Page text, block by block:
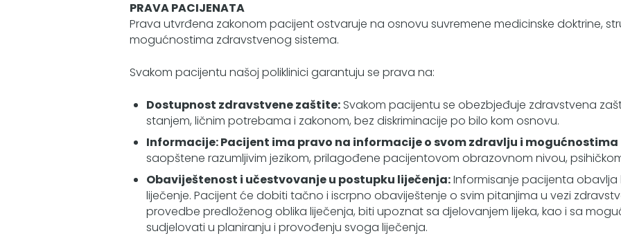
PRAVA PACIJENATA
Prava utvrđena zakonom pacijent ostvaruje na osnovu suvremene medicinske doktrine,
mogućnostima zdravstvenog sistema.
Svakom pacijentu našoj poliklinici garantuju se prava na:
Dostupnost zdravstvene zaštite: Svakom pacijentu se obezbjeđuje zdravstvena
stanjem, ličnim potrebama i zakonom, bez diskriminacije po bilo kom osnovu.
Informacije: Pacijent ima pravo na informacije o svom zdravlju i
saopštene razumljivim jezikom, prilagođene pacijentovom obrazovnom nivou,
Obaviještenost i učestvovanje u postupku liječenja:Informisanje pacijenta
liječenje. Pacijent će dobiti tačno i iscrpno obaviještenje o svim pitanjima u vezi
provedbe predloženog oblika liječenja, biti upoznat sa djelovanjem lijeka, kao i sa
sudjelovati u planiranju i provođenju svoga liječenja.